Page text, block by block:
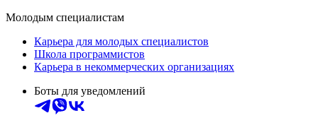
Молодым специалистам
Карьера для молодых специалистов
Школа программистов
Карьера в некоммерческих организациях
Боты для уведомлений